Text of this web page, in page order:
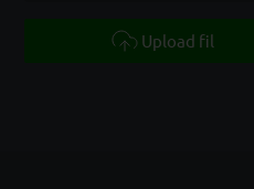
Upload fil